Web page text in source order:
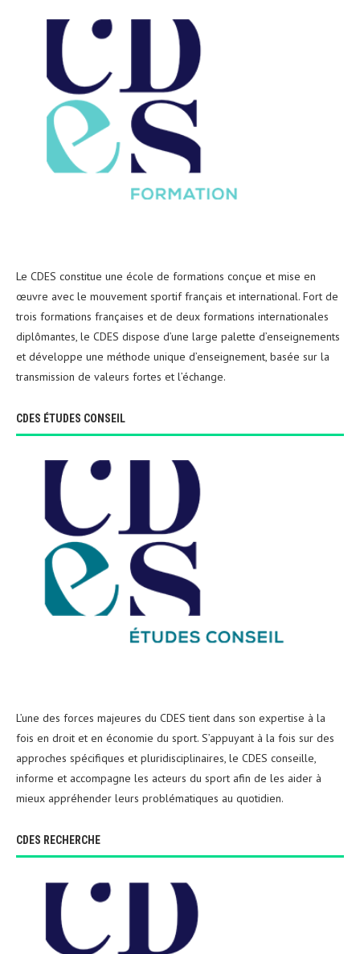
Le CDES constitue une école de formations conçue et mise en
œuvre avec le mouvement sportif français et international. Fort de
trois formations françaises et de deux formations internationales
diplômantes, le CDES dispose d’une large palette d’enseignements
et développe une méthode unique d’enseignement, basée sur la
transmission de valeurs fortes et l’échange.
CDES ÉTUDES CONSEIL
L’une des forces majeures du CDES tient dans son expertise à la
fois en droit et en économie du sport. S’appuyant à la fois sur des
approches spécifiques et pluridisciplinaires, le CDES conseille,
informe et accompagne les acteurs du sport afin de les aider à
mieux appréhender leurs problématiques au quotidien.
CDES RECHERCHE